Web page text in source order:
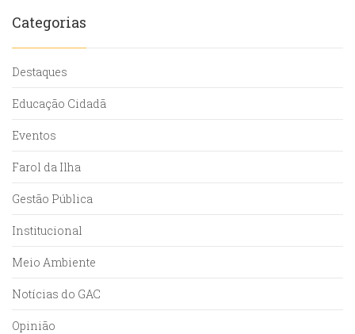
Categorias
Destaques
Educação Cidadã
Eventos
Farol da Ilha
Gestão Pública
Institucional
Meio Ambiente
Notícias do GAC
Opinião